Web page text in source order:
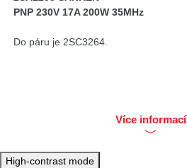
PNP 230V 17A 200W 35MHz
Do páru je 2SC3264.
Více informací
High-contrast mode